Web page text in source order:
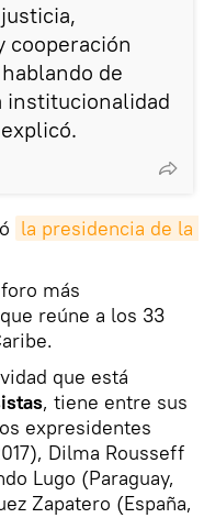
cooperación
de
institucionalidad
la presidencia de la
más
reúne a los 33
que está
, tiene entre sus
expresidentes
Dilma Rousseff
Lugo (Paraguay,
Zapatero (España,